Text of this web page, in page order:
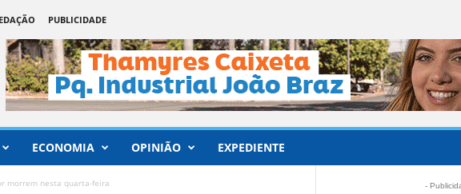
PUBLICIDADE
ECONOMIA OPINIÃO EXPEDIENTE
morrem nesta quarta-feira -